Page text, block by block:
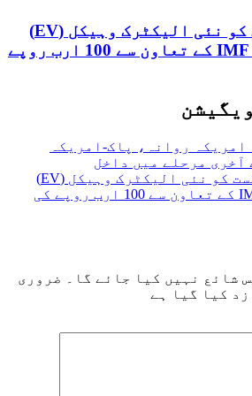
حکومت کا 14 اگست کو نئی الیکٹرک وہیکل (EV)
پالیسی کا اعلان، IMF کے تعاون سے 100 ارب روپے
امریکہ روانہ، پاک-امریکہ
آخری مرحلے میں داخل
حکومت کا 14 اگست کو نئی الیکٹرک وہیکل (EV)
پالیسی کا اعلان، IMF کے تعاون سے 100 ارب روپے کی
شائع نہیں کیا جائے گا۔
ضروری
کیا گیا ہے